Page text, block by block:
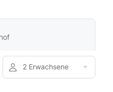
2 Erwachsene